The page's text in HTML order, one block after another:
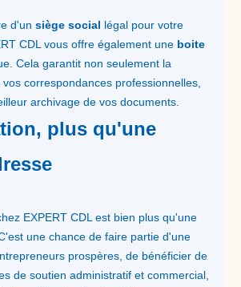
d'un siège social légal pour votre
CDL vous offre également une boite
Cela garantit non seulement la
correspondances professionnelles,
archivage de vos documents.
plus qu'une
EXPERT CDL est bien plus qu'une
une chance de faire partie d'une
prospères, de bénéficier de
de soutien administratif et commercial,